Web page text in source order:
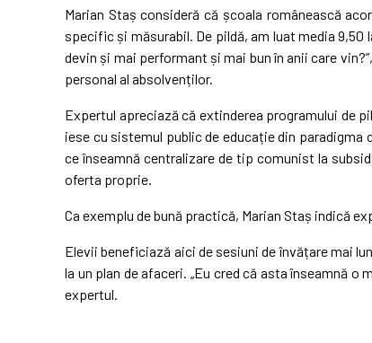
Marian Staș consideră că școala românească
specific și măsurabil. De pildă, am luat media
devin și mai performant și mai bun în anii care
personal al absolvenților.
Expertul apreciază că extinderea programului de
iese cu sistemul public de educație din paradigma
ce înseamnă centralizare de tip comunist la
oferta proprie.
Ca exemplu de bună practică, Marian Staș indică
Elevii beneficiază aici de sesiuni de învățare mai
la un plan de afaceri. „Eu cred că asta înseamnă
expertul.